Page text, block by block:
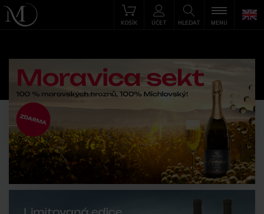
HLEDAT
KOŠÍK ÚČET MENU